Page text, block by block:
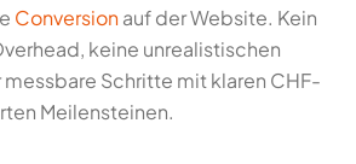
Conversionauf der Website. Kein
keine unrealistischen
Schritte mit klaren CHF-
Meilensteinen.